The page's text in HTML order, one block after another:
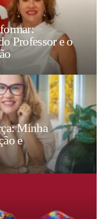
Professor e o
Minha
e